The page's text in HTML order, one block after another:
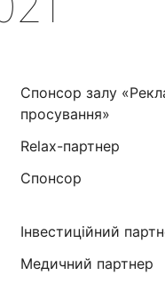
Спонсор залу
просування»
Relax-партнер
Спонсор
Інвестиційний
Медичний партнер